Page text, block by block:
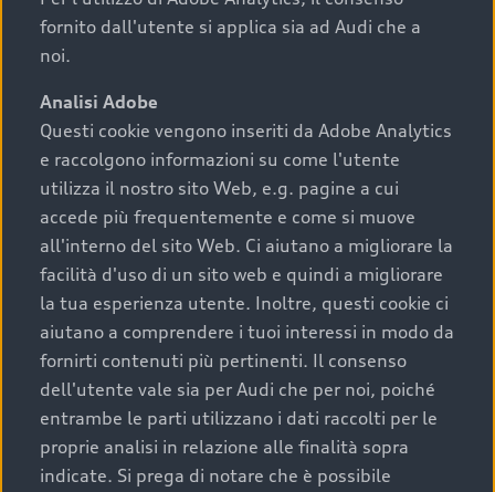
I requisiti fondamentali da considerare prima di
acquistare un’auto usata, oltre al prezzo e all'aspetto,
chilometraggio: un valore contenuto corrisponde a
uno stato migliore del veicolo e a una maggiore
durata nel tempo;
cronologia dei tagliandi: una documentazione
completa della vettura certifica una manutenzione
costante e accurata;
condizioni della carrozzeria e degli interni: una
buona conservazione evidenzia cura e attenzione del
precedente proprietario;
efficienza meccanica: motore, trasmissione e
componenti principali in ottimo stato garantiscono
prestazioni affidabili e sicure.
fornito dall'utente si applica sia ad Audi che a
noi.
Analisi Adobe
Questi cookie vengono inseriti da Adobe Analytics
e raccolgono informazioni su come l'utente
utilizza il nostro sito Web, e.g. pagine a cui
accede più frequentemente e come si muove
all'interno del sito Web. Ci aiutano a migliorare la
facilità d'uso di un sito web e quindi a migliorare
la tua esperienza utente. Inoltre, questi cookie ci
aiutano a comprendere i tuoi interessi in modo da
fornirti contenuti più pertinenti. Il consenso
dell'utente vale sia per Audi che per noi, poiché
entrambe le parti utilizzano i dati raccolti per le
proprie analisi in relazione alle finalità sopra
indicate. Si prega di notare che è possibile